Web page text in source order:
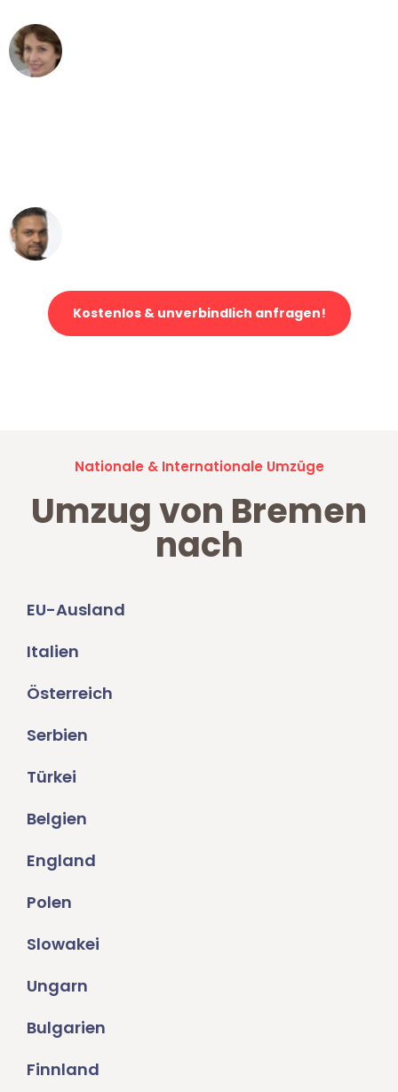
Kostenlos & unverbindlich anfragen!
Nationale & Internationale Umzüge
Umzug von Bremen
nach
EU-Ausland
Italien
Österreich
Serbien
Türkei
Belgien
England
Polen
Slowakei
Ungarn
Bulgarien
Finnland